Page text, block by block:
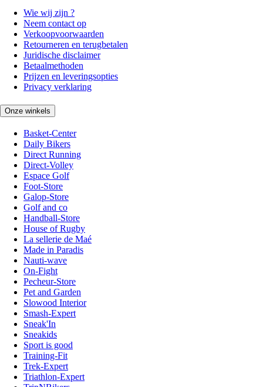
Wie wij zijn ?
Neem contact op
Verkoopvoorwaarden
Retourneren en terugbetalen
Juridische disclaimer
Betaalmethoden
Prijzen en leveringsopties
Privacy verklaring
Onze winkels
Basket-Center
Daily Bikers
Direct Running
Direct-Volley
Espace Golf
Foot-Store
Galop-Store
Golf and co
Handball-Store
House of Rugby
La sellerie de Maé
Made in Paradis
Nauti-wave
On-Fight
Pecheur-Store
Pet and Garden
Slowood Interior
Smash-Expert
Sneak'In
Sneakids
Sport is good
Training-Fit
Trek-Expert
Triathlon-Expert